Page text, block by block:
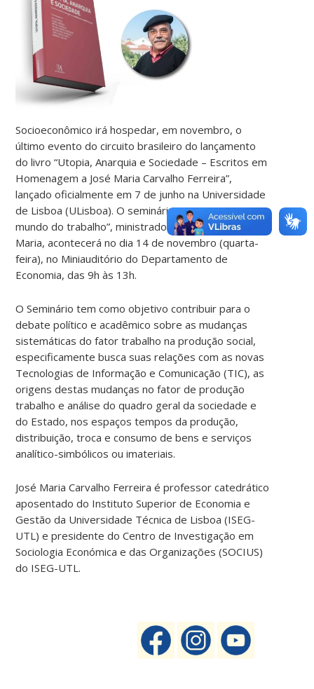
Socioeconômico irá hospedar, em novembro, o
último evento do circuito brasileiro do lançamento
do livro “Utopia, Anarquia e Sociedade – Escritos em
Homenagem a José Maria Carvalho Ferreira”,
lançado oficialmente em 7 de junho na Universidade
de Lisboa (ULisboa). O seminário “TIC’s e a crise no
mundo do trabalho”, ministrado pelo professor José
Maria, acontecerá no dia 14 de novembro (quarta-
feira), no Miniauditório do Departamento de
Economia, das 9h às 13h.
O Seminário tem como objetivo contribuir para o
debate político e acadêmico sobre as mudanças
sistemáticas do fator trabalho na produção social,
especificamente busca suas relações com as novas
Tecnologias de Informação e Comunicação (TIC), as
origens destas mudanças no fator de produção
trabalho e análise do quadro geral da sociedade e
do Estado, nos espaços tempos da produção,
distribuição, troca e consumo de bens e serviços
analítico-simbólicos ou imateriais.
José Maria Carvalho Ferreira é professor catedrático
aposentado do Instituto Superior de Economia e
Gestão da Universidade Técnica de Lisboa (ISEG-
UTL) e presidente do Centro de Investigação em
Sociologia Económica e das Organizações (SOCIUS)
do ISEG-UTL.